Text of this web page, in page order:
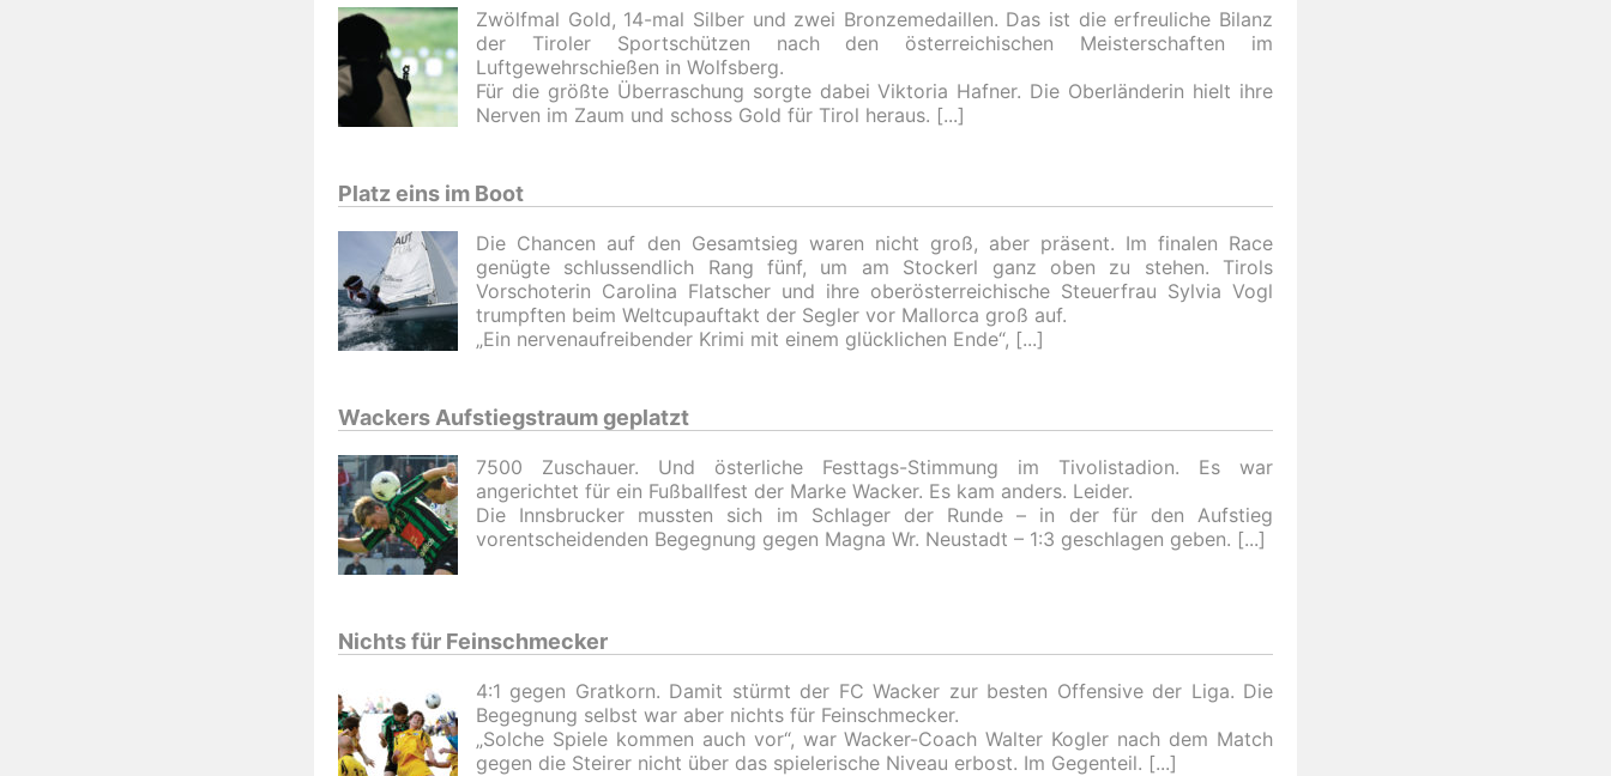
Zwölfmal Gold, 14-mal Silber und zwei Bronzemedaillen. Das ist die erfreuliche Bilanz
der Tiroler Sportschützen nach den österreichischen Meisterschaften im
Luftgewehrschießen in Wolfsberg.
Für die größte Überraschung sorgte dabei Viktoria Hafner. Die Oberländerin hielt ihre
Nerven im Zaum und schoss Gold für Tirol heraus.
Platz eins im Boot
Die Chancen auf den Gesamtsieg waren nicht groß, aber präsent. Im finalen Race
genügte schlussendlich Rang fünf, um am Stockerl ganz oben zu stehen. Tirols
Vorschoterin Carolina Flatscher und ihre oberösterreichische Steuerfrau Sylvia Vogl
trumpften beim Weltcupauftakt der Segler vor Mallorca groß auf.
„Ein nervenaufreibender Krimi mit einem glücklichen Ende“,
Wackers Aufstiegstraum geplatzt
7500 Zuschauer. Und österliche Festtags-Stimmung im Tivolistadion. Es war
angerichtet für ein Fußballfest der Marke Wacker. Es kam anders. Leider.
Die Innsbrucker mussten sich im Schlager der Runde – in der für den Aufstieg
vorentscheidenden Begegnung gegen Magna Wr. Neustadt – 1:3 geschlagen geben.
Nichts für Feinschmecker
4:1 gegen Gratkorn. Damit stürmt der FC Wacker zur besten Offensive der Liga. Die
Begegnung selbst war aber nichts für Feinschmecker.
„Solche Spiele kommen auch vor“, war Wacker-Coach Walter Kogler nach dem Match
gegen die Steirer nicht über das spielerische Niveau erbost. Im Gegenteil.